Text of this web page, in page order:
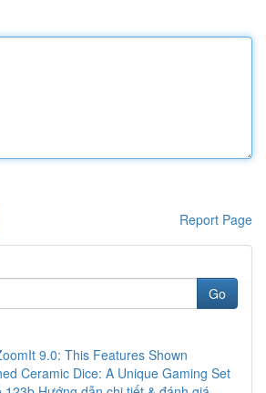
Report Page
Go
9.0: This Features Shown
Ceramic Dice: A Unique Gaming Set